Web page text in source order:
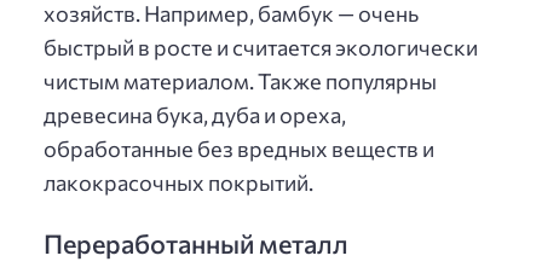
хозяйств. Например, бамбук — очень
быстрый в росте и считается экологически
чистым материалом. Также популярны
древесина бука, дуба и ореха,
обработанные без вредных веществ и
лакокрасочных покрытий.
Переработанный металл